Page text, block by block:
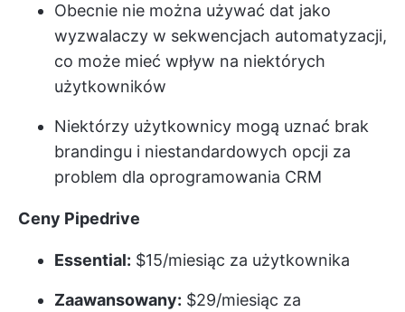
Obecnie nie można używać dat jako
wyzwalaczy w sekwencjach automatyzacji,
co może mieć wpływ na niektórych
użytkowników
Niektórzy użytkownicy mogą uznać brak
brandingu i niestandardowych opcji za
problem dla oprogramowania CRM
Ceny Pipedrive
Essential: $15/miesiąc za użytkownika
Zaawansowany: $29/miesiąc za